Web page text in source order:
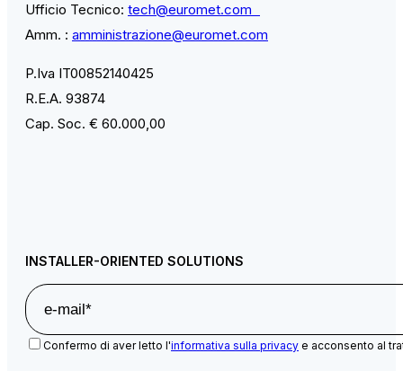
Ufficio Tecnico: tech@euromet.com
Amm. : amministrazione@euromet.com
P.Iva IT00852140425
R.E.A. 93874
Cap. Soc. € 60.000,00
INSTALLER-ORIENTED SOLUTIONS
Confermo di aver letto l'informativa sulla privacy e acconsento al